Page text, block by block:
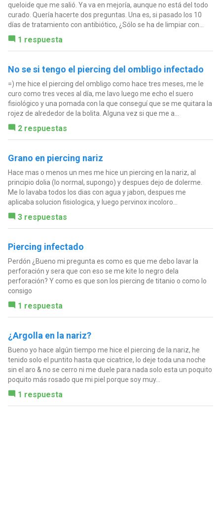
queloide que me salió. Ya va en mejoría, aunque no está del todo
curado. Quería hacerte dos preguntas. Una es, si pasado los 10
días de tratamiento con antibiótico, ¿Sólo se ha de limpiar con...
1 respuesta
No se si tengo el piercing del ombligo infectado
=) me hice el piercing del ombligo como hace tres meses, me le
curo como tres veces al día, me lavo luego me echo el suero
fisiológico y una pomada con la que conseguí que se me quitara la
rojez de alrededor de la bolita. Alguna vez si que me a...
2 respuestas
Grano en piercing nariz
Hace mas o menos un mes me hice un piercing en la nariz, al
principio dolia (lo normal, supongo) y despues dejo de dolerme.
Me lo lavaba todos los dias con agua y jabon, despues me
aplicaba solucion fisiologica, y luego pervinox incoloro...
3 respuestas
Piercing infectado
Perdón ¿Bueno mi pregunta es como es que me debo lavar la
perforación y sera que con eso se me kite lo negro dela
perforación? Y como es que son los piercing de titanio o como lo
consigo
1 respuesta
¿Argolla en la nariz?
Bueno yo hace algún tiempo me hice el piercing de la nariz, he
tenido solo el puntito hasta que cicatrice, lo deje toda una noche
sin el aro & no se cerro ni me duele para nada solo esta un poquito
poquito más rosado que mi piel porque soy muy...
1 respuesta